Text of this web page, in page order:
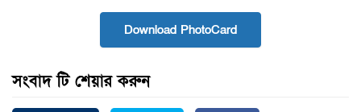
Download PhotoCard
সংবাদ টি শেয়ার করুন